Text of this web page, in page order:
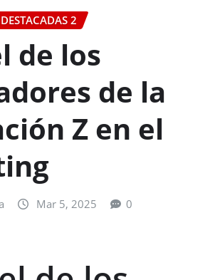
DESTACADAS 2
de los
de la
Z en el
Mar 5, 2025 0